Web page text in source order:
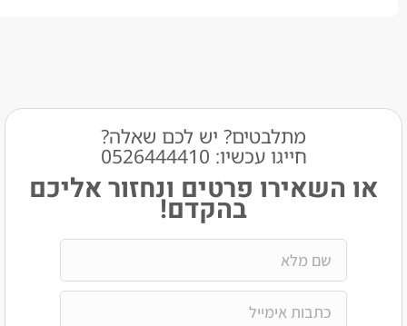
מתלבטים? יש לכם שאלה?
חייגו עכשיו: 0526444410​
פרטים ונחזור אליכם
בהקדם!